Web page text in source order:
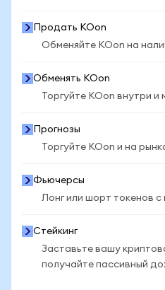
Продать KOon
Обменяйте KOon на
Обменять KOon
Торгуйте KOon внутри
Прогнозы
Торгуйте KOon и на
Фьючерсы
Лонг или шорт токенов с
Стейкинг
Заставьте вашу
получайте пассивный